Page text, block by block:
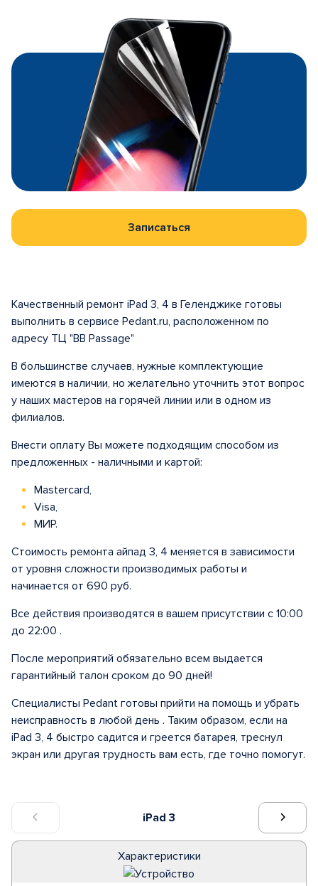
Записаться
iPad 3
Характеристики
Качественный ремонт iPad 3, 4 в Геленджике готовы
выполнить в сервисе Pedant.ru, расположенном по
адресу ТЦ "BB Passage"
В большинстве случаев, нужные комплектующие
имеются в наличии, но желательно уточнить этот вопрос
у наших мастеров на горячей линии или в одном из
филиалов.
Внести оплату Вы можете подходящим способом из
предложенных - наличными и картой:
Mastercard,
Visa,
МИР.
Стоимость ремонта айпад 3, 4 меняется в зависимости
от уровня сложности производимых работы и
начинается от 690 руб.
Все действия производятся в вашем присутствии с 10:00
до 22:00 .
После мероприятий обязательно всем выдается
гарантийный талон сроком до 90 дней!
Специалисты Pedant готовы прийти на помощь и убрать
неисправность в любой день . Таким образом, если на
iPad 3, 4 быстро садится и греется батарея, треснул
экран или другая трудность вам есть, где точно помогут.